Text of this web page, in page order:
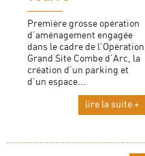
Première grosse opération
d’aménagement engagée
dans le cadre de l’Opération
Grand Site Combe d’Arc, la
création d’un parking et
d’un espace...
lire la suite +